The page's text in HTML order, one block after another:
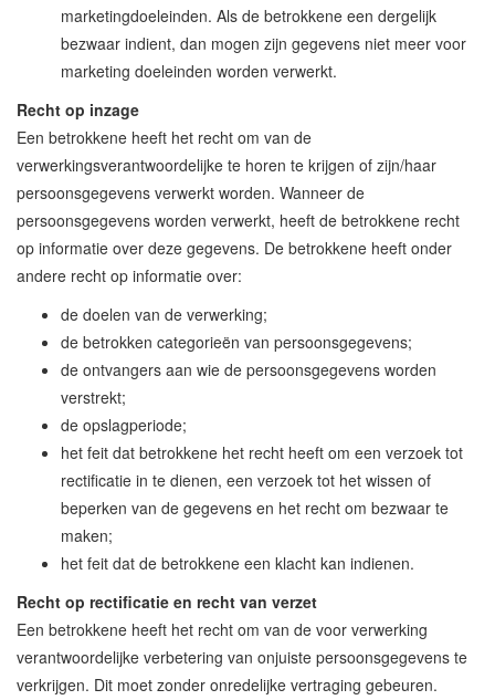
marketingdoeleinden. Als de betrokkene een dergelijk
bezwaar indient, dan mogen zijn gegevens niet meer voor
marketing doeleinden worden verwerkt.
Recht op inzage
Een betrokkene heeft het recht om van de
verwerkingsverantwoordelijke te horen te krijgen of zijn/haar
persoonsgegevens verwerkt worden. Wanneer de
persoonsgegevens worden verwerkt, heeft de betrokkene recht
op informatie over deze gegevens. De betrokkene heeft onder
andere recht op informatie over:
de doelen van de verwerking;
de betrokken categorieën van persoonsgegevens;
de ontvangers aan wie de persoonsgegevens worden
verstrekt;
de opslagperiode;
het feit dat betrokkene het recht heeft om een verzoek tot
rectificatie in te dienen, een verzoek tot het wissen of
beperken van de gegevens en het recht om bezwaar te
maken;
het feit dat de betrokkene een klacht kan indienen.
Recht op rectificatie en recht van verzet
Een betrokkene heeft het recht om van de voor verwerking
verantwoordelijke verbetering van onjuiste persoonsgegevens te
verkrijgen. Dit moet zonder onredelijke vertraging gebeuren.